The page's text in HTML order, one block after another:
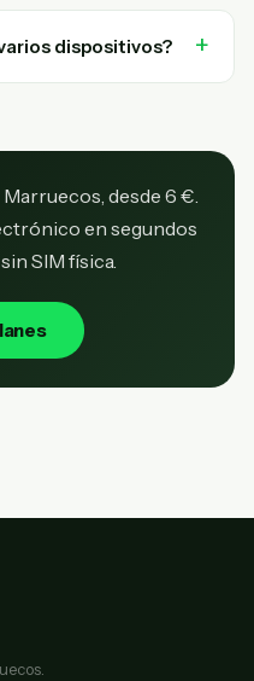
dispositivos?
desde 6 €.
en segundos
SIM física.